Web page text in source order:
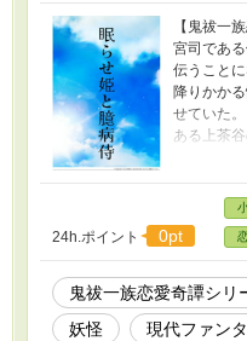
【鬼祓一
宮司であ
伝うこと
降りかか
せていた
ある上茶
その不思
し出る。
するのだ
男子と過
わった恋
侍』に登
のシリー
す。
24h.ポイント 0pt
鬼祓一族恋愛奇譚シリ
妖怪
現代ファン